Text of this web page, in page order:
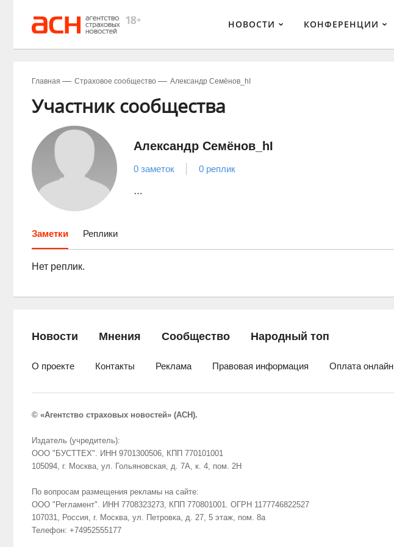
НОВОСТИ КОНФЕРЕНЦИИ
Главная Страховое сообщество Александр Семёнов_hI
Участник сообщества
Александр Семёнов_hI
0 заметок 0 реплик
…
Заметки Реплики
Нет реплик.
Новости Мнения Сообщество Народный топ
О проекте Контакты Реклама Правовая информация Оплата онлайн
© «Агентство страховых новостей» (АСН).
Издатель (учредитель):
ООО "БУСТТЕХ". ИНН 9701300506, КПП 770101001
105094, г. Москва, ул. Гольяновская, д. 7А, к. 4, пом. 2Н
По вопросам размещения рекламы на сайте:
ООО "Регламент". ИНН 7708323273, КПП 770801001. ОГРН 1177746822527
107031, Россия, г. Москва, ул. Петровка, д. 27, 5 этаж, пом. 8а
Телефон: +74952555177